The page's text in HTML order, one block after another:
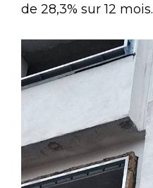
de 28,3% sur 12 mois.